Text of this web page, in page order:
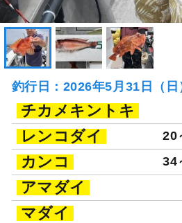
釣行日：2026年5月31日（日
チカメキントキ
レンコダイ
20
カンコ 34
アマダイ
マダイ